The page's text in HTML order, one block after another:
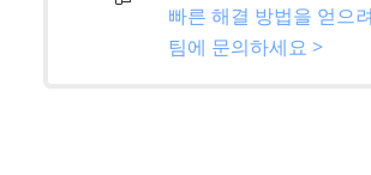
빠른 해결 방법을 얻으
팀에 문의하세요 >